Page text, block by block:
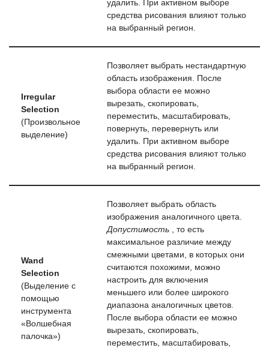
удалить. При активном выборе
средства рисования влияют только
на выбранный регион.
Irregular
Selection
(Произвольное
выделение)
Позволяет выбрать нестандартную
область изображения. После
выбора области ее можно
вырезать, скопировать,
переместить, масштабировать,
повернуть, перевернуть или
удалить. При активном выборе
средства рисования влияют только
на выбранный регион.
Wand
Selection
(Выделение с
помощью
инструмента
«Волшебная
палочка»)
Позволяет выбрать область
изображения аналогичного цвета.
Допустимость , то есть
максимальное различие между
смежными цветами, в которых они
считаются похожими, можно
настроить для включения
меньшего или более широкого
диапазона аналогичных цветов.
После выбора области ее можно
вырезать, скопировать,
переместить, масштабировать,